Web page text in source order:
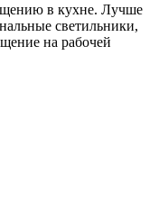
в кухне. Лучше
светильники,
на рабочей